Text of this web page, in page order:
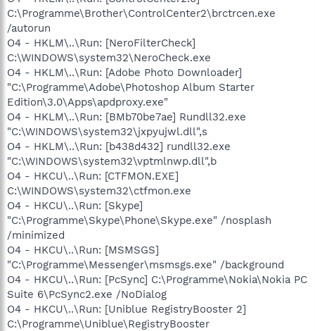
C:\Programme\Brother\ControlCenter2\brctrcen.exe
/autorun
O4 - HKLM\..\Run: [NeroFilterCheck]
C:\WINDOWS\system32\NeroCheck.exe
O4 - HKLM\..\Run: [Adobe Photo Downloader]
"C:\Programme\Adobe\Photoshop Album Starter
Edition\3.0\Apps\apdproxy.exe"
O4 - HKLM\..\Run: [BMb70be7ae] Rundll32.exe
"C:\WINDOWS\system32\jxpyujwl.dll",s
O4 - HKLM\..\Run: [b438d432] rundll32.exe
"C:\WINDOWS\system32\vptmlnwp.dll",b
O4 - HKCU\..\Run: [CTFMON.EXE]
C:\WINDOWS\system32\ctfmon.exe
O4 - HKCU\..\Run: [Skype]
"C:\Programme\Skype\Phone\Skype.exe" /nosplash
/minimized
O4 - HKCU\..\Run: [MSMSGS]
"C:\Programme\Messenger\msmsgs.exe" /background
O4 - HKCU\..\Run: [PcSync] C:\Programme\Nokia\Nokia PC
Suite 6\PcSync2.exe /NoDialog
O4 - HKCU\..\Run: [Uniblue RegistryBooster 2]
C:\Programme\Uniblue\RegistryBooster